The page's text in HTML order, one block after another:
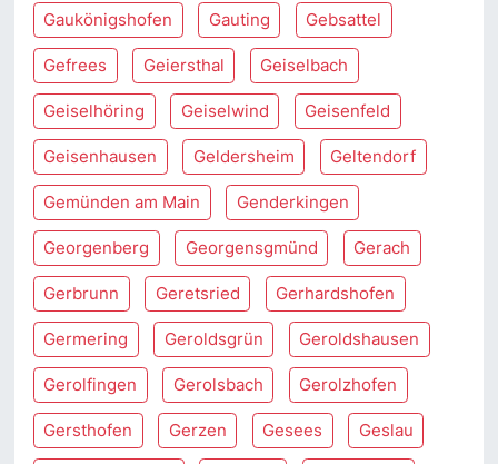
Gaukönigshofen Gauting Gebsattel
Gefrees Geiersthal Geiselbach
Geiselhöring Geiselwind Geisenfeld
Geisenhausen Geldersheim Geltendorf
Gemünden am Main Genderkingen
Georgenberg Georgensgmünd Gerach
Gerbrunn Geretsried Gerhardshofen
Germering Geroldsgrün Geroldshausen
Gerolfingen Gerolsbach Gerolzhofen
Gersthofen Gerzen Gesees Geslau